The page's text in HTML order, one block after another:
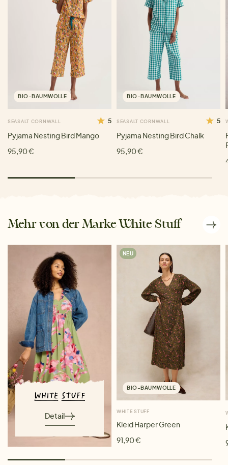
BIO-BAUMWOLLE
SEASALT CORNWALL 5
Pyjama Nesting Bird Mango
95,90 €
BIO-BAUMWOLLE
SEASALT CORNWALL 5
Pyjama Nesting Bird Chalk
95,90 €
Mehr von der Marke White Stuff
Detail
NEU
BIO-BAUMWOLLE
WHITE STUFF
Kleid Harper Green
91,90 €